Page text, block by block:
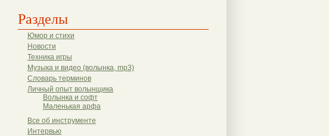
Разделы
Юмор и стихи
Новости
Техника игры
Музыка и видео (волынка, mp3)
Словарь терминов
Личный опыт волынщика
Волынка и софт
Маленькая арфа
Все об инструменте
Интервью